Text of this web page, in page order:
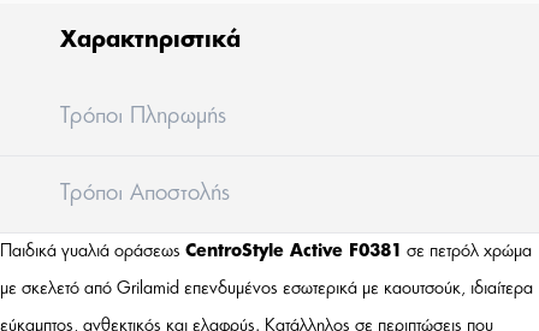
Παιδικά γυαλιά οράσεως CentroStyle Active F0381 σε πετρόλ χρώμα
με σκελετό από Grilamid επενδυμένος εσωτερικά με καουτσούκ, ιδιαίτερα
εύκαμπτος, ανθεκτικός και ελαφρύς. Κατάλληλος σε περιπτώσεις που
Χαρακτηριστικά
Tρόποι Πληρωμής
Tρόποι Aποστολής